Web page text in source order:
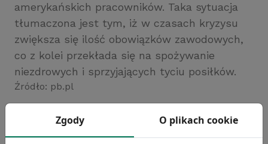
amerykańskich pracowników. Taka sytuacja
tłumaczona jest tym, iż w czasach kryzysu
zwiększa się ilość obowiązków zawodowych,
co z kolei przekłada się na spożywanie
niezdrowych i sprzyjających tyciu posiłków.
Źródło: pb.pl
Zobacz więcej wiadomości
Zgody O plikach cookie